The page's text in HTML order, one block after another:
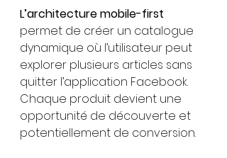
L’architecture mobile-first
permet de créer un catalogue
dynamique où l’utilisateur peut
explorer plusieurs articles sans
quitter l’application Facebook.
Chaque produit devient une
opportunité de découverte et
potentiellement de conversion.